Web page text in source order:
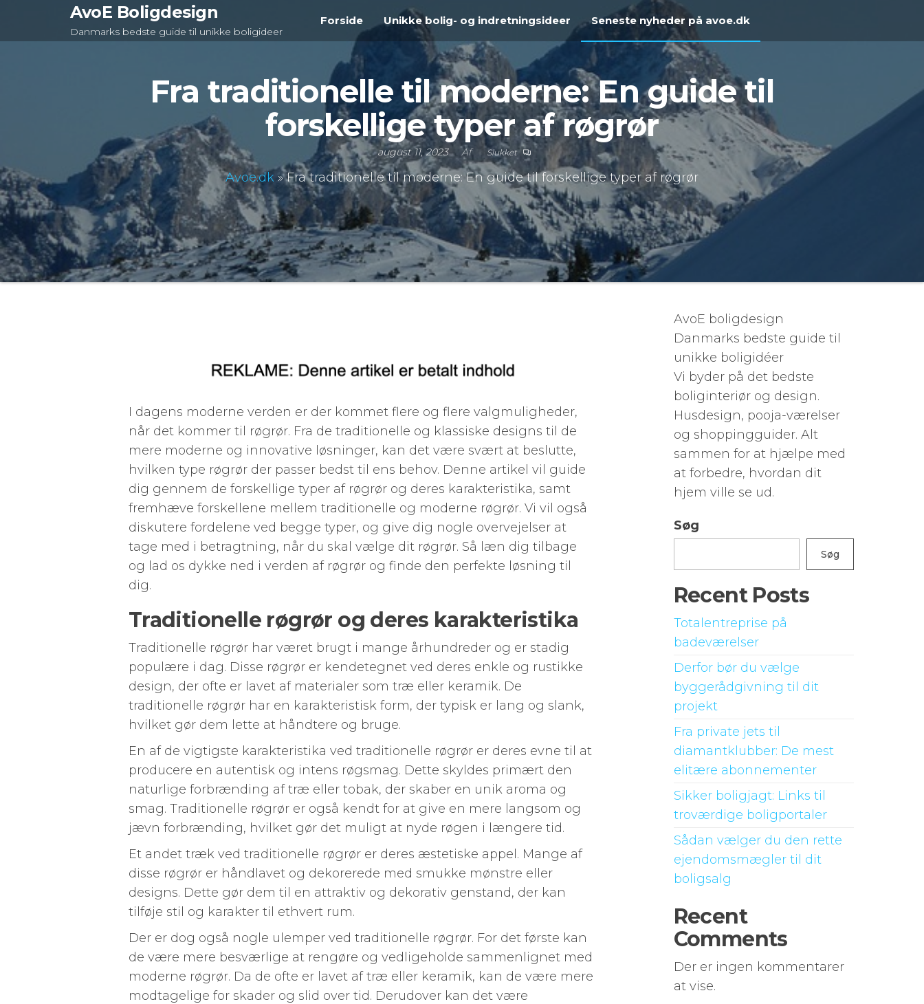
AvoE Boligdesign
Danmarks bedste guide til unikke boligideer
Forside Unikke bolig- og indretningsideer Seneste nyheder på avoe.dk
Fra traditionelle til moderne: En guide til
forskellige typer af røgrør
august 11, 2023 Af Slukket
Avoe.dk »Fra traditionelle til moderne: En guide til forskellige typer af røgrør
I dagens moderne verden er der kommet flere og flere valgmuligheder,
når det kommer til røgrør. Fra de traditionelle og klassiske designs til de
mere moderne og innovative løsninger, kan det være svært at beslutte,
hvilken type røgrør der passer bedst til ens behov. Denne artikel vil guide
dig gennem de forskellige typer af røgrør og deres karakteristika, samt
fremhæve forskellene mellem traditionelle og moderne røgrør. Vi vil også
diskutere fordelene ved begge typer, og give dig nogle overvejelser at
tage med i betragtning, når du skal vælge dit røgrør. Så læn dig tilbage
og lad os dykke ned i verden af røgrør og finde den perfekte løsning til
dig.
Traditionelle røgrør og deres karakteristika
Traditionelle røgrør har været brugt i mange århundreder og er stadig
populære i dag. Disse røgrør er kendetegnet ved deres enkle og rustikke
design, der ofte er lavet af materialer som træ eller keramik. De
traditionelle røgrør har en karakteristisk form, der typisk er lang og slank,
hvilket gør dem lette at håndtere og bruge.
En af de vigtigste karakteristika ved traditionelle røgrør er deres evne til at
producere en autentisk og intens røgsmag. Dette skyldes primært den
naturlige forbrænding af træ eller tobak, der skaber en unik aroma og
smag. Traditionelle røgrør er også kendt for at give en mere langsom og
jævn forbrænding, hvilket gør det muligt at nyde røgen i længere tid.
Et andet træk ved traditionelle røgrør er deres æstetiske appel. Mange af
disse røgrør er håndlavet og dekorerede med smukke mønstre eller
designs. Dette gør dem til en attraktiv og dekorativ genstand, der kan
tilføje stil og karakter til ethvert rum.
Der er dog også nogle ulemper ved traditionelle røgrør. For det første kan
de være mere besværlige at rengøre og vedligeholde sammenlignet med
moderne røgrør. Da de ofte er lavet af træ eller keramik, kan de være mere
modtagelige for skader og slid over tid. Derudover kan det være
AvoE boligdesign
Danmarks bedste guide til
unikke boligidéer
Vi byder på det bedste
boliginteriør og design.
Husdesign, pooja-værelser
og shoppingguider. Alt
sammen for at hjælpe med
at forbedre, hvordan dit
hjem ville se ud.
Søg
Søg
Recent Posts
Totalentreprise på
badeværelser
Derfor bør du vælge
byggerådgivning til dit
projekt
Fra private jets til
diamantklubber: De mest
elitære abonnementer
Sikker boligjagt: Links til
troværdige boligportaler
Sådan vælger du den rette
ejendomsmægler til dit
boligsalg
Recent
Comments
Der er ingen kommentarer
at vise.